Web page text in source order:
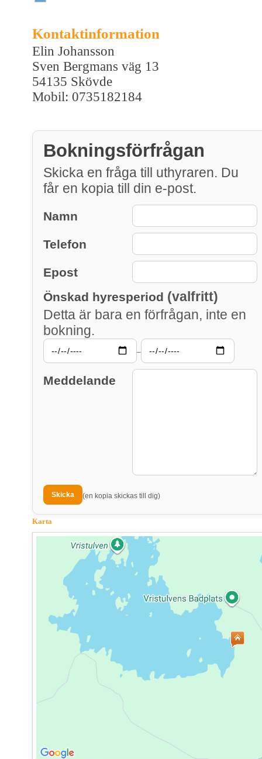
Kontaktinformation
Elin Johansson
Sven Bergmans väg 13
54135 Skövde
Mobil: 0735182184
Bokningsförfrågan
Skicka en fråga till uthyraren. Du
får en kopia till din e-post.
Namn
Telefon
Epost
Önskad hyresperiod (valfritt)
Detta är bara en förfrågan, inte en
bokning.
–
Meddelande
(en kopia skickas till dig)
Karta